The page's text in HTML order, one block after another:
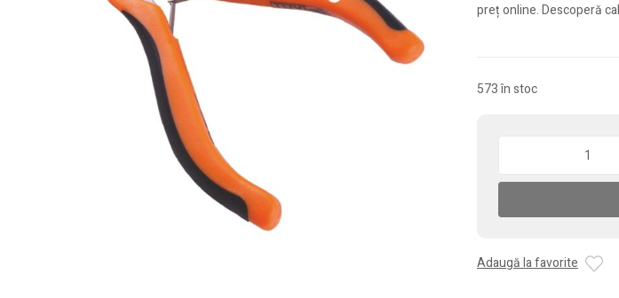
preț online. Descoperă
573 în stoc
clestisori
cleste
100
Adaugă la favorite